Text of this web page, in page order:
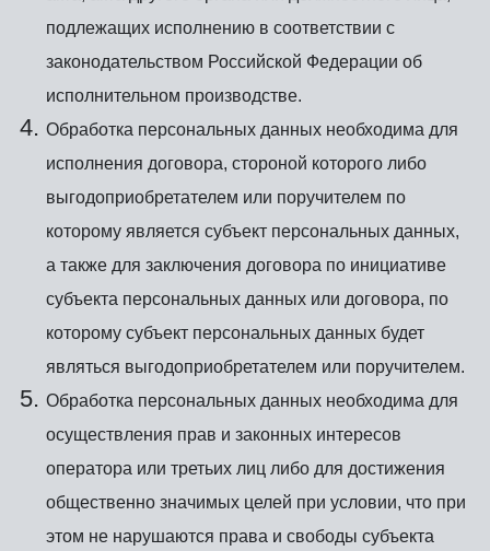
подлежащих исполнению в соответствии с
законодательством Российской Федерации об
исполнительном производстве.
Обработка персональных данных необходима для
исполнения договора, стороной которого либо
выгодоприобретателем или поручителем по
которому является субъект персональных данных,
а также для заключения договора по инициативе
субъекта персональных данных или договора, по
которому субъект персональных данных будет
являться выгодоприобретателем или поручителем.
Обработка персональных данных необходима для
осуществления прав и законных интересов
оператора или третьих лиц либо для достижения
общественно значимых целей при условии, что при
этом не нарушаются права и свободы субъекта